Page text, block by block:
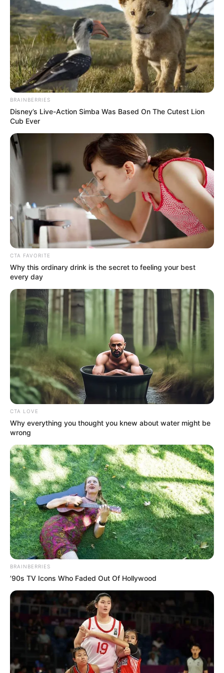
ΣΠΑΜΕ ΤΟ ΜΑΤΡΙΞ – ΤΟ ΒΙΒΛΙΟ
BRAINBERRIES
Disney’s Live-Action Simba Was Based On The Cutest Lion
Cub Ever
CTA FAVORITE
Why this ordinary drink is the secret to feeling your best
every day
CTA LOVE
Why everything you thought you knew about water might be
wrong
BRAINBERRIES
’90s TV Icons Who Faded Out Of Hollywood